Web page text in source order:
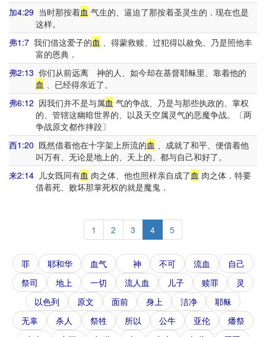
加4:29 当时那按着血 气生的、逼迫了那按着圣灵生的．现在也是
这样。
弗1:7 我们借这爱子的血 、得蒙救赎、过犯得以赦免、乃是照他丰
富的恩典．
弗2:13 你们从前远离 神的人、如今却在基督耶稣里、靠着他的
血 、已经得亲近了。
弗6:12 因我们并不是与属血 气的争战、乃是与那些执政的、掌权
的、管辖这幽暗世界的、以及天空属灵气的恶魔争战。〔两
争战原文都作摔跤〕
西1:20 既然借着他在十字架上所流的血 、成就了和平、便借着他
叫万有、无论是地上的、天上的、都与自己和好了。
来2:14 儿女既同有血 肉之体、他也照样亲自成了 血 肉之体．特要
借着死、败坏那掌死权的就是魔鬼．
1 2 3 4 5
罪 耶和华 血气 神 不可 流血
自己
祭司
地上 一切 流人血 儿子 赎罪
灵
以色列
原文 面前 身上 洁净
耶稣
无辜
杀人 祭牲 所以 公牛 亚伦
燔祭